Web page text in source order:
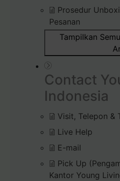
Prosedur
Pesanan
Tampilkan
Contact
Indonesia
Visit, Telepon &
Live Help
E-mail
Pick Up
Kantor Young